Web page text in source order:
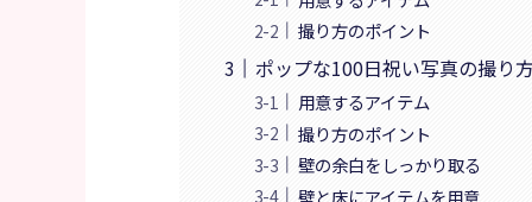
撮り方のポイント
ポップな100日祝い写真の撮り
用意するアイテム
撮り方のポイント
壁の余白をしっかり取る
壁と床にアイテムを用意